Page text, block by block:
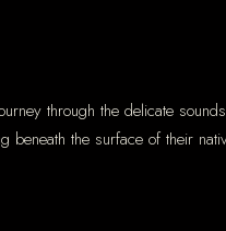
through the delicate
the surface of their